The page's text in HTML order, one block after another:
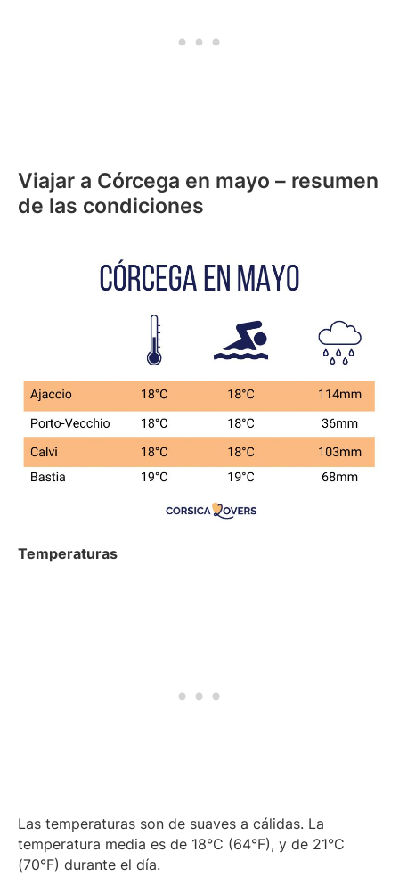
Viajar a Córcega en mayo – resumen
de las condiciones
Temperaturas
Las temperaturas son de suaves a cálidas. La
temperatura media es de 18°C (64°F), y de 21°C
(70°F) durante el día.